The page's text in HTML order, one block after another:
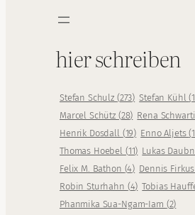
hier schreiben
Stefan Schulz (273) Stefan Kühl(
Marcel Schütz (28) Rena
Henrik Dosdall (19) Enno Aljets(
Thomas Hoebel (11) Lukas
Felix M. Bathon (4) Dennis
Robin Sturhahn (4) Tobias
Phanmika Sua-Ngam-Iam (2)